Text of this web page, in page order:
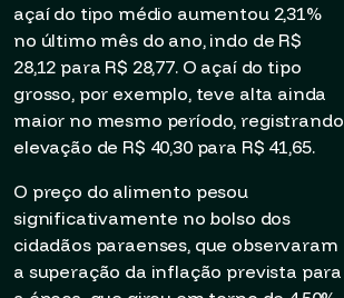
açaí do tipo médio aumentou 2,31%
no último mês do ano, indo de R$
28,12 para R$ 28,77. O açaí do tipo
grosso, por exemplo, teve alta ainda
maior no mesmo período, registrando
elevação de R$ 40,30 para R$ 41,65.
O preço do alimento pesou
significativamente no bolso dos
cidadãos paraenses, que observaram
a superação da inflação prevista para